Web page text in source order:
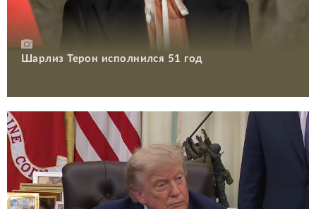
Шарлиз Терон исполнился 51 год